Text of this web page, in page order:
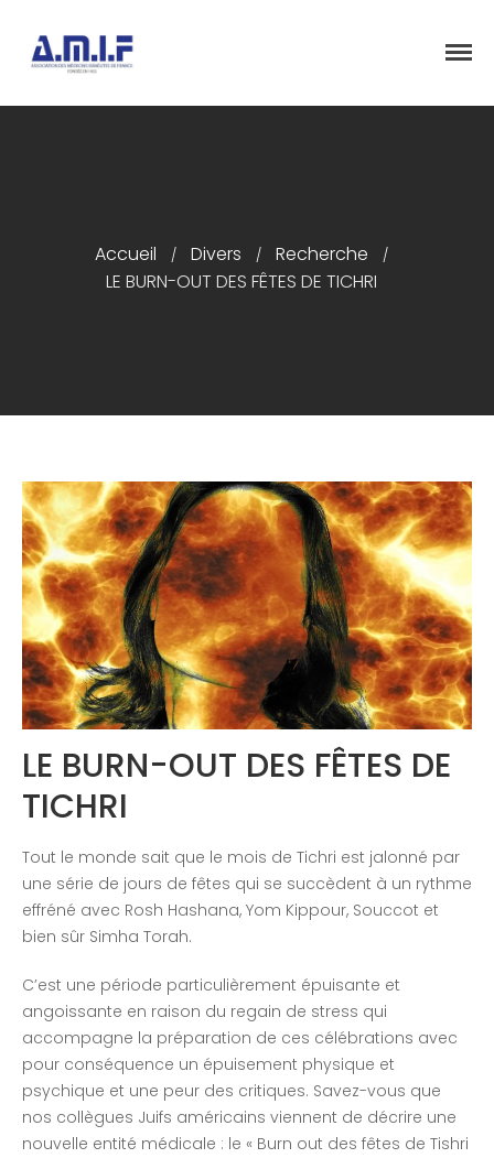
Accueil
Adhésion/Dons
Contactez-nous
Congrès 2018
Congrès 2019
Congrès 2020
Accueil / Divers / Recherche /
LE BURN-OUT DES FÊTES DE TICHRI
LE BURN-OUT DES FÊTES DE
TICHRI
Tout le monde sait que le mois de Tichri est jalonné par
une série de jours de fêtes qui se succèdent à un rythme
effréné avec Rosh Hashana, Yom Kippour, Souccot et
bien sûr Simha Torah.
C’est une période particulièrement épuisante et
angoissante en raison du regain de stress qui
accompagne la préparation de ces célébrations avec
pour conséquence un épuisement physique et
psychique et une peur des critiques. Savez-vous que
nos collègues Juifs américains viennent de décrire une
nouvelle entité médicale : le « Burn out des fêtes de Tishri